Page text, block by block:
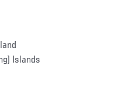
Islands